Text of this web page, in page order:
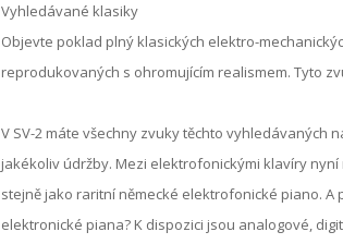
Vyhledávané klasiky
Objevte poklad plný klasických elektro-
reprodukovaných s ohromujícím realismem. Tyto
V SV-2 máte všechny zvuky těchto
jakékoliv údržby. Mezi elektrofonickými klavíry
stejně jako raritní německé elektrofonické piano.
elektronické piana? K dispozici jsou analogové,